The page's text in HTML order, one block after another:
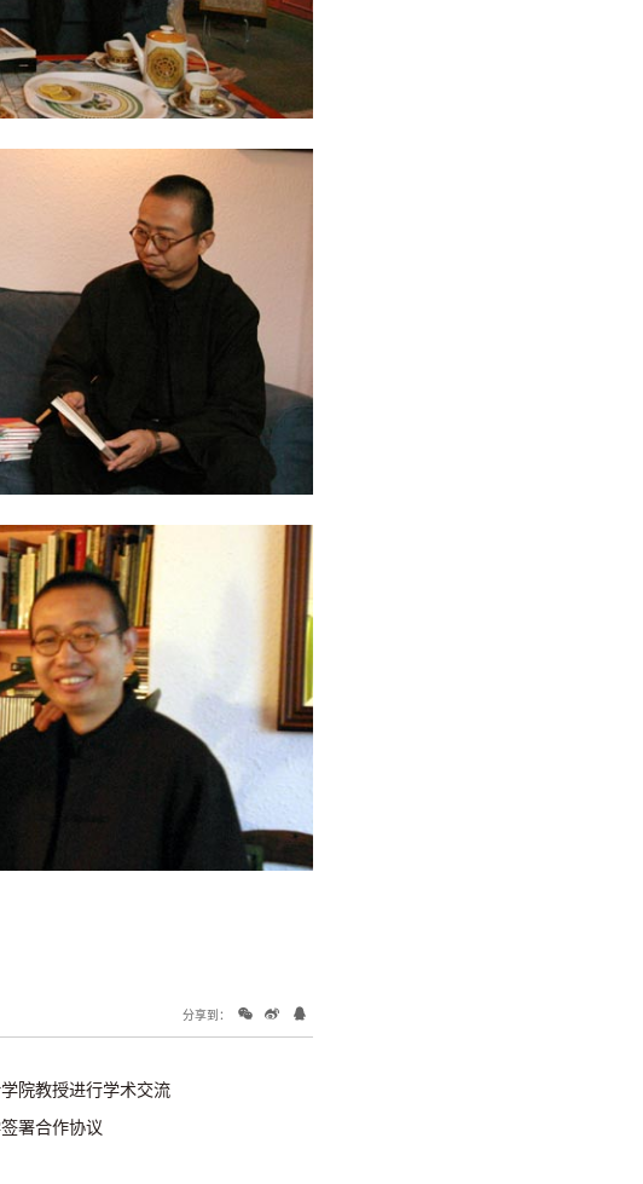
分享到：
院教授进行学术交流
署合作协议